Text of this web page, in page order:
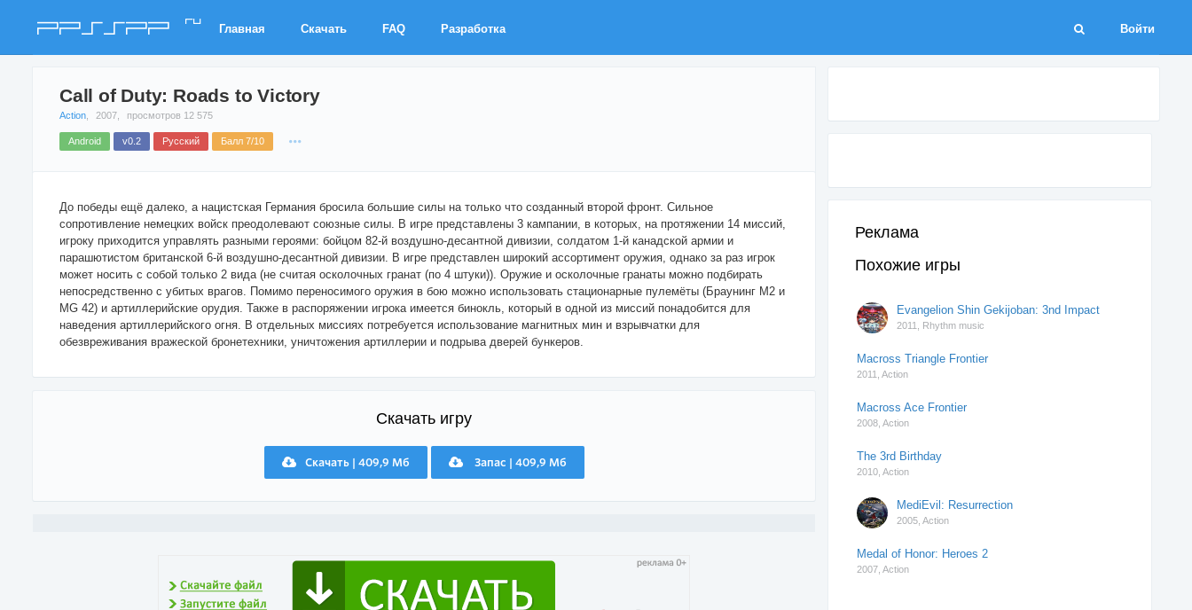
PPSSPP ru
Главная Скачать FAQ Разработка Войти
Call of Duty: Roads to Victory
Action 2007, просмотров 12 575
Android v0.2 Русский Балл 7/10
До победы ещё далеко, а нацистская Германия бросила большие силы на только что созданный второй фронт. Сильное
сопротивление немецких войск преодолевают союзные силы. В игре представлены 3 кампании, в которых, на протяжении 14 миссий,
игроку приходится управлять разными героями: бойцом 82-й воздушно-десантной дивизии, солдатом 1-й канадской армии и
парашютистом британской 6-й воздушно-десантной дивизии. В игре представлен широкий ассортимент оружия, однако за раз игрок
может носить с собой только 2 вида (не считая осколочных гранат (по 4 штуки)). Оружие и осколочные гранаты можно подбирать
непосредственно с убитых врагов. Помимо переносимого оружия в бою можно использовать стационарные пулемёты (Браунинг M2 и
MG 42) и артиллерийские орудия. Также в распоряжении игрока имеется бинокль, который в одной из миссий понадобится для
наведения артиллерийского огня. В отдельных миссиях потребуется использование магнитных мин и взрывчатки для
обезвреживания вражеской бронетехники, уничтожения артиллерии и подрыва дверей бункеров.
Скачать игру
Скачать | 409,9 Мб Запас | 409,9 Мб
Реклама
Похожие игры
Evangelion Shin Gekijoban: 3nd Impact
2011, Rhythm music
Macross Triangle Frontier
2011,Action
Macross Ace Frontier
2008,Action
The 3rd Birthday
2010,Action
MediEvil: Resurrection
2005,Action
Medal of Honor: Heroes 2
2007,Action